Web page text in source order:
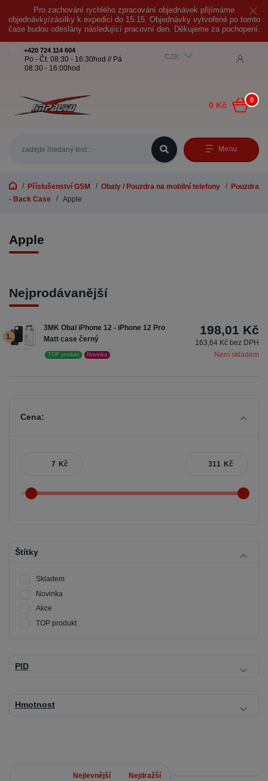
Pro zachování rychlého zpracování objednávek přijímáme
objednávky/zásilky k expedici do 15:15. Objednávky vytvořené po tomto
čase budou odeslány následující pracovní den. Děkujeme za pochopení.
Menu
CZK
+420 724 114 604
Po - Čt: 08:30 - 16:30hod // Pá
08:30 - 16:00hod
0
0 Kč
Příslušenství GSM Obaly / Pouzdra na mobilní telefony
Pouzdra
- Back Case
Apple
Apple
Nejprodávanější
1.
3MK Obal iPhone 12 - iPhone 12 Pro
Matt case černý
Není skladem
TOP produkt Novinka
198,01 Kč
163,64 Kč bez DPH
Cena:
Kč Kč
Štítky
Skladem
Novinka
Akce
TOP produkt
PID
Hmotnost
Nejlevnější Nejdražší